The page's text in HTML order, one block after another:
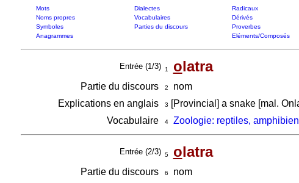
Mots Dialectes Radicaux
Noms propres
Vocabulaires Dérivés
Symboles
Parties du discours Proverbes
Anagrammes
Eléments/Composés
Entrée (1/3) 1 olatra
Partie du discours 2
nom
Explications en anglais
3 [Provincial] a snake [mal.
Vocabulaire 4 Zoologie: reptiles,
Entrée (2/3) 5 olatra
Partie du discours 6
nom